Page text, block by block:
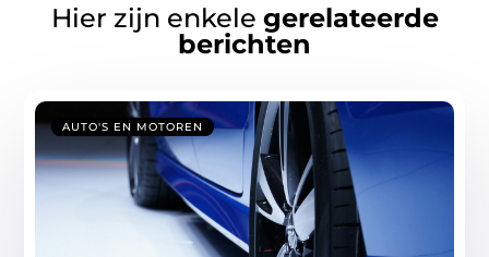
Hier zijn enkele gerelateerde
berichten
AUTO'S EN MOTOREN